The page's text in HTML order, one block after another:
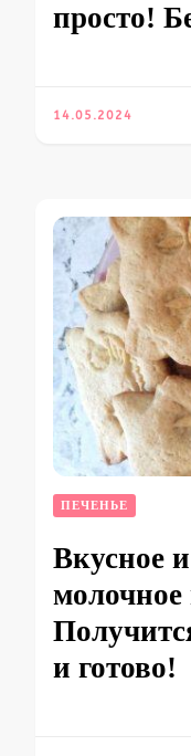
просто!
14.05.2024
ПЕЧЕНЬЕ
Вкусное
молочное
и готово!